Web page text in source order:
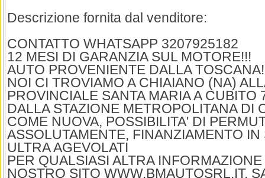
Descrizione fornita dal venditore:
CONTATTO WHATSAPP 3207925182
12 MESI DI GARANZIA SUL MOTORE!!!
AUTO PROVENIENTE DALLA TOSCANA!
NOI CI TROVIAMO A CHIAIANO (NA)
PROVINCIALE SANTA MARIA A CUBITO
DALLA STAZIONE METROPOLITANA DI
COME NUOVA, POSSIBILITA' DI
ASSOLUTAMENTE, FINANZIAMENTO IN
ULTRA AGEVOLATI
PER QUALSIASI ALTRA
NOSTRO SITO WWW.BMAUTOSRL.IT,